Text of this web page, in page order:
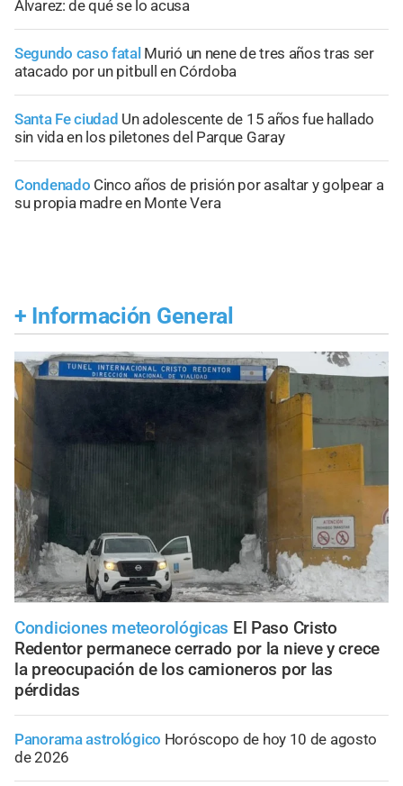
Álvarez: de qué se lo acusa
Segundo caso fatal Murió un nene de tres años tras ser
atacado por un pitbull en Córdoba
Santa Fe ciudad Un adolescente de 15 años fue hallado
sin vida en los piletones del Parque Garay
Condenado Cinco años de prisión por asaltar y golpear a
su propia madre en Monte Vera
+ Información General
Condiciones meteorológicas El Paso Cristo
Redentor permanece cerrado por la nieve y crece
la preocupación de los camioneros por las
pérdidas
Panorama astrológico Horóscopo de hoy 10 de agosto
de 2026